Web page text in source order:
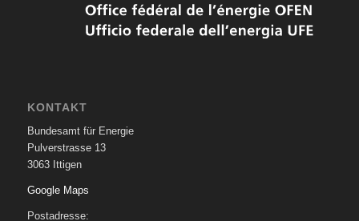
KONTAKT
Bundesamt für Energie
Pulverstrasse 13
3063 Ittigen
Google Maps
Postadresse: